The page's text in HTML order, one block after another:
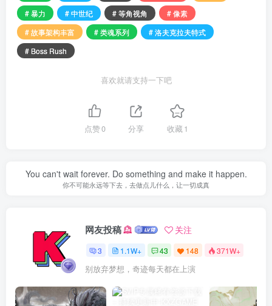
# 暴力
# 中世纪 # 等角视角
# 像素
# 故事架构丰富
# 类魂系列
# 洛夫克拉夫特式
# Boss Rush
喜欢就请支持一下吧
点赞0 分享 收藏1
You can't wait forever. Do something and make it happen.
你不可能永远等下去，去做点儿什么，让一切成真
网友投稿 关注
3 1.1W+ 43 148 371W+
别放弃梦想，奇迹每天都在上演